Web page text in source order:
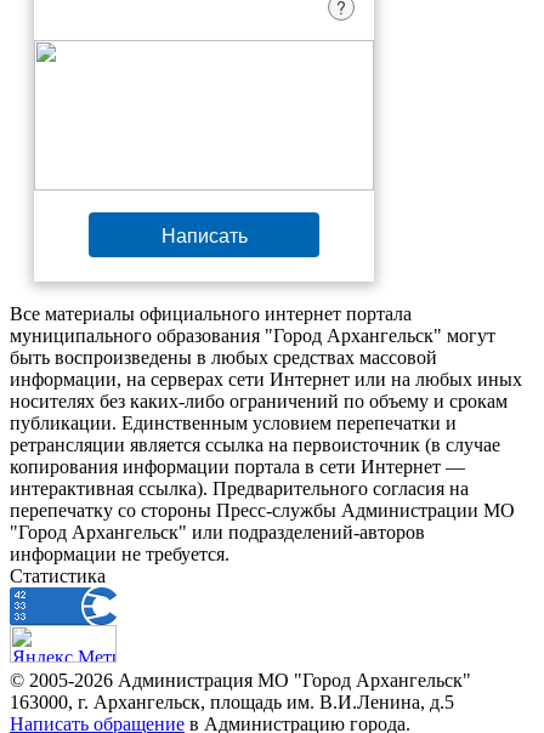
?
Написать
Все материалы официального интернет портала
муниципального образования "Город Архангельск" могут
быть воспроизведены в любых средствах массовой
информации, на серверах сети Интернет или на любых иных
носителях без каких-либо ограничений по объему и срокам
публикации. Единственным условием перепечатки и
ретрансляции является ссылка на первоисточник (в случае
копирования информации портала в сети Интернет —
интерактивная ссылка). Предварительного согласия на
перепечатку со стороны Пресс-службы Администрации МО
"Город Архангельск" или подразделений-авторов
информации не требуется.
Статистика
© 2005-2026 Администрация МО "Город Архангельск"
163000, г. Архангельск, площадь им. В.И.Ленина, д.5
Написать обращение в Администрацию города.